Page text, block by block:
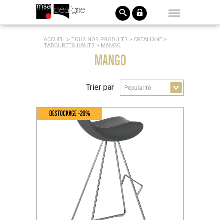
ACCUEIL > TOUS NOS PRODUITS > CREALIGNE >
TABOURETS HAUTS > MANGO
MANGO
Trier par
DESTOCKAGE -20%